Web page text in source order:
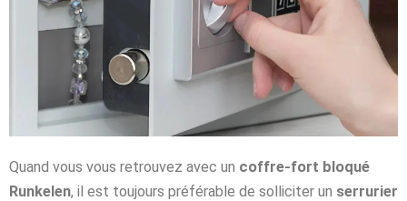
Quand vous vous retrouvez avec un coffre-fort bloqué
Runkelen, il est toujours préférable de solliciter un serrurier